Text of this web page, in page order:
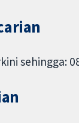
sehingga: